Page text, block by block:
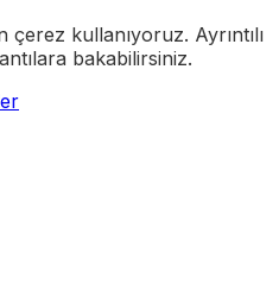
kullanıyoruz. Ayrıntılı
bakabilirsiniz.